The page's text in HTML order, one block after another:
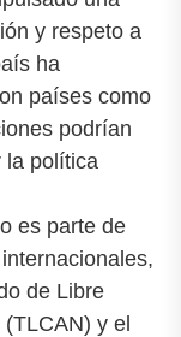
y respeto a
ha
países como
podrían
la política
es parte de
de Libre
y el